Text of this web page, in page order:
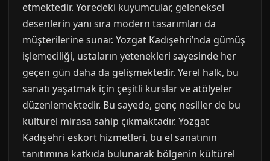
etmektedir. Yöredeki kuyumcular, geleneksel
desenlerin yanı sıra modern tasarımları da
müşterilerine sunar. Yozgat Kadışehri’nda gümüş
işlemeciliği, ustaların yetenekleri sayesinde her
geçen gün daha da gelişmektedir. Yerel halk, bu
sanatı yaşatmak için çeşitli kurslar ve atölyeler
düzenlemektedir. Bu sayede, genç nesiller de bu
kültürel mirasa sahip çıkmaktadır. Yozgat
Kadışehri eskort hizmetleri, bu el sanatının
tanıtımına katkıda bulunarak bölgenin kültürel